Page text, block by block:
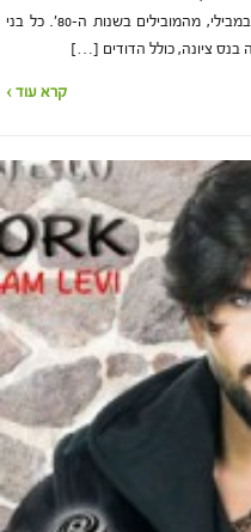
יהודה חכמון. לי היא בתו של התקליטן הידוע במבילי, מהמובילים בשנות ה-80'. כל בני
ציונה, כולל הדודים […]
קרא עוד ›